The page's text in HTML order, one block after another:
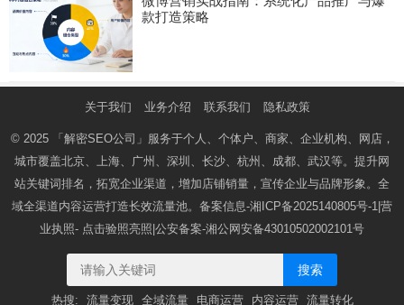
款打造策略
关于我们 业务介绍 联系我们 隐私政策
© 2025 「解密SEO公司」 服务于个人、个体户、商家、企业机构、网店，
城市覆盖北京、上海、广州、深圳、长沙、杭州、成都、武汉等。提升网
站关键词排名，拓宽企业渠道，增加店铺销量，宣传企业与品牌形象。全
域全渠道内容运营打造长效流量池。备案信息-湘ICP备2025140805号-1 |营
业执照- 点击验照亮照 |公安备案-湘公网安备43010502002101号
搜索
热搜: 流量变现 全域流量 电商运营 内容运营 流量转化